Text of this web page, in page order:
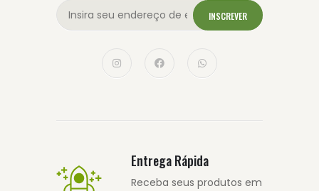
INSCREVER
Entrega Rápida
Receba seus produtos em